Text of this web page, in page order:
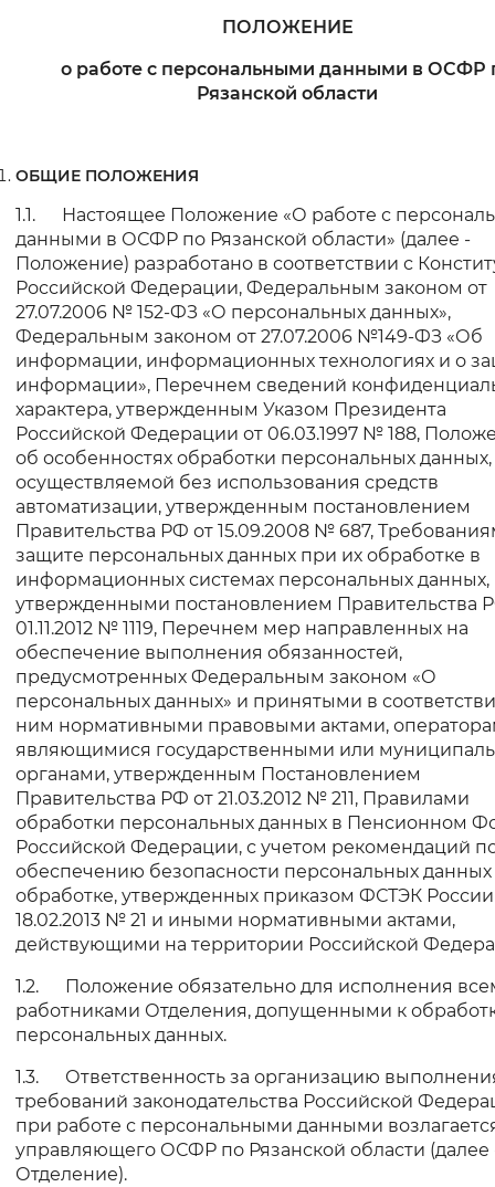
Синий фон
Изображения
Воспроизвести Остановить
Вернуть стандартные настройки
ПОЛОЖЕНИЕ
о работе с персональными данными в ОСФР
Рязанской области
ОБЩИЕ ПОЛОЖЕНИЯ
1.1. Настоящее Положение «О работе с
данными в ОСФР по Рязанской области» (далее -
Положение) разработано в соответствии с
Российской Федерации, Федеральным законом от
27.07.2006 № 152-ФЗ «О персональных данных»,
Федеральным законом от 27.07.2006 №149-ФЗ «Об
информации, информационных технологиях и о
информации», Перечнем сведений
характера, утвержденным Указом Президента
Российской Федерации от 06.03.1997 № 188,
об особенностях обработки персональных данных,
осуществляемой без использования средств
автоматизации, утвержденным постановлением
Правительства РФ от 15.09.2008 № 687,
защите персональных данных при их обработке в
информационных системах персональных данных,
утвержденными постановлением Правительства
01.11.2012 № 1119, Перечнем мер направленных на
обеспечение выполнения обязанностей,
предусмотренных Федеральным законом «О
персональных данных» и принятыми в
ним нормативными правовыми актами,
являющимися государственными или
органами, утвержденным Постановлением
Правительства РФ от 21.03.2012 № 211, Правилами
обработки персональных данных в Пенсионном
Российской Федерации, с учетом рекомендаций
обеспечению безопасности персональных
обработке, утвержденных приказом ФСТЭК России
18.02.2013 № 21 и иными нормативными актами,
действующими на территории Российской
1.2. Положение обязательно для исполнения
работниками Отделения, допущенными к
персональных данных.
1.3. Ответственность за организацию
требований законодательства Российской
при работе с персональными данными
управляющего ОСФР по Рязанской области (далее
Отделение).